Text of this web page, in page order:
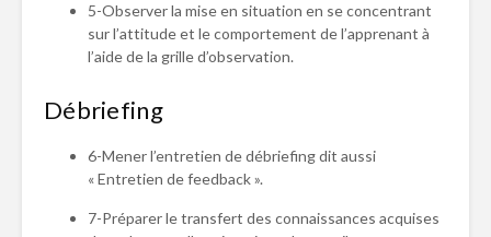
5-Observer la mise en situation en se concentrant
sur l’attitude et le comportement de l’apprenant à
l’aide de la grille d’observation.
Débriefing
6-Mener l’entretien de débriefing dit aussi
« Entretien de feedback ».
7-Préparer le transfert des connaissances acquises